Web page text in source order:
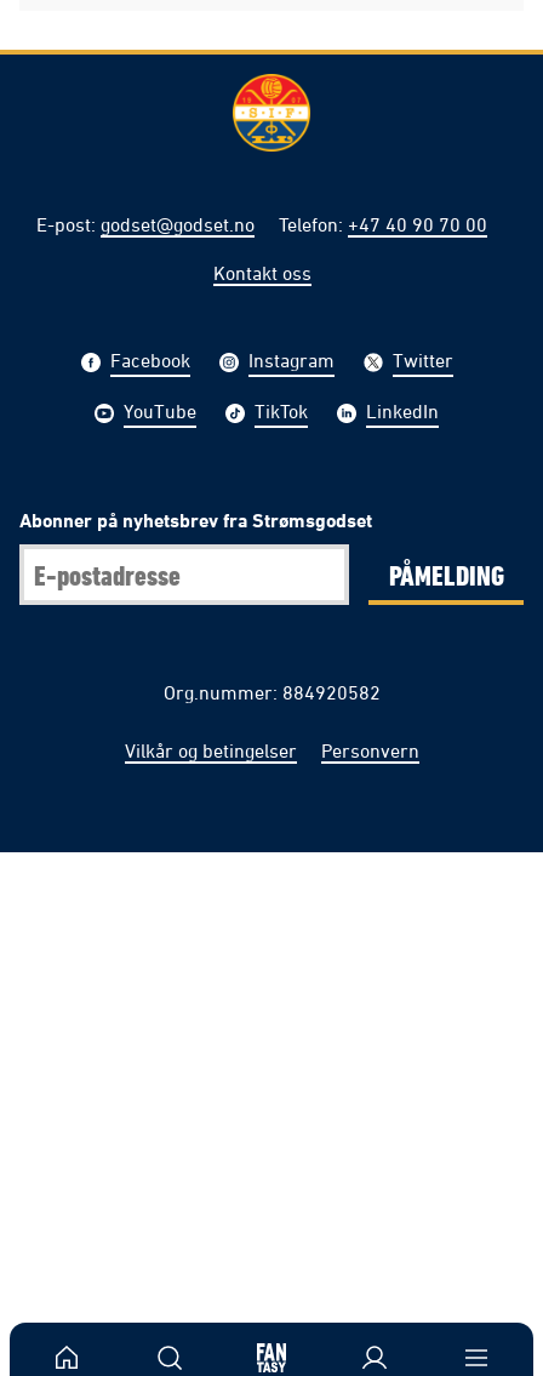
E-post: godset@godset.no Telefon: +47 40 90 70 00
Kontakt oss
Facebook Instagram Twitter
YouTube TikTok LinkedIn
Abonner på nyhetsbrev fra Strømsgodset
PÅMELDING
Org.nummer: 884920582
Vilkår og betingelser Personvern